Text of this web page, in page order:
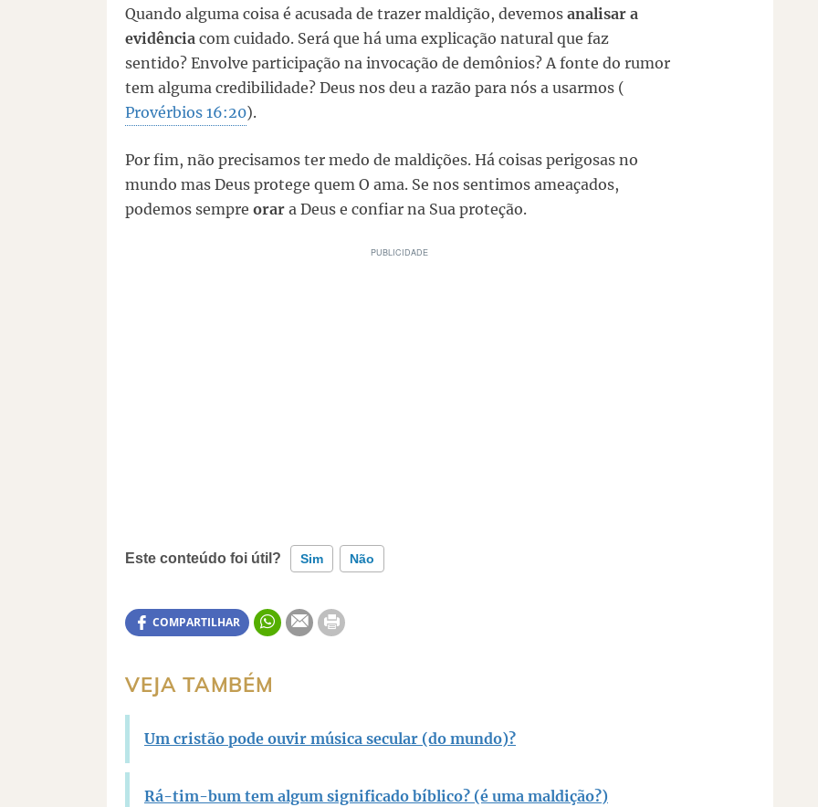
Quando alguma coisa é acusada de trazer maldição, devemos analisar a
evidência com cuidado. Será que há uma explicação natural que faz
sentido? Envolve participação na invocação de demônios? A fonte do rumor
tem alguma credibilidade? Deus nos deu a razão para nós a usarmos (
Provérbios 16:20).
Por fim, não precisamos ter medo de maldições. Há coisas perigosas no
mundo mas Deus protege quem O ama. Se nos sentimos ameaçados,
podemos sempre orar a Deus e confiar na Sua proteção.
Este conteúdo foi útil? Sim Não
Este conteúdo contém informação incorreta
Outro
COMPARTILHAR
VEJA TAMBÉM
Um cristão pode ouvir música secular (do mundo)?
Rá-tim-bum tem algum significado bíblico? (é uma maldição?)